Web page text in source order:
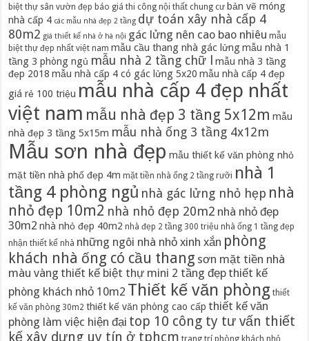
biệt thự sân vườn đẹp báo giá thi công nội thất chung cư bản vẽ móng
nhà cấp 4 các mẫu nhà đẹp 2 tầng dự toán xây nhà cấp 4
80m2 giá thiết kế nhà ở hà nội gác lửng nên cao bao nhiêu mẫu
biệt thự đẹp nhất việt nam mẫu cầu thang nhà gác lửng mẫu nhà 1
tầng 3 phòng ngủ mẫu nhà 2 tầng chữ l
mẫu nhà 3 tầng
đẹp 2018 mẫu nhà cấp 4 có gác lửng 5x20 mẫu nhà cấp 4 đẹp
giá rẻ 100 triệu mẫu nhà cấp 4 đẹp nhất
việt nam mẫu nhà đẹp 3 tầng 5x12m mẫu
nhà đẹp 3 tầng 5x15m mẫu nhà ống 3 tầng 4x12m
Mẫu sơn nhà đẹp mẫu thiết kế văn phòng nhỏ
mặt tiền nhà phố đẹp 4m mặt tiền nhà ống 2 tầng rưỡi nhà 1
tầng 4 phòng ngủ nhà gác lửng nhỏ hẹp nhà
nhỏ đẹp 10m2 nhà nhỏ đẹp 20m2 nhà nhỏ đẹp
30m2 nhà nhỏ đẹp 40m2 nhà đẹp 2 tầng 300 triệu nhà ống 1 tầng đẹp
nhận thiết kế nhà những ngôi nhà nhỏ xinh xắn phòng
khách nhà ống có cầu thang sơn mặt tiền nhà
màu vàng thiết kế biệt thự mini 2 tầng đẹpthiết kế
phòng khách nhỏ 10m2 Thiết kế văn phòng thiết
kế văn phòng 30m2 thiết kế văn phòng cao cấp thiết kế văn
phòng làm việc hiện đại top 10 công ty tư vấn thiết
kế xây dựng uy tín ở tphcm